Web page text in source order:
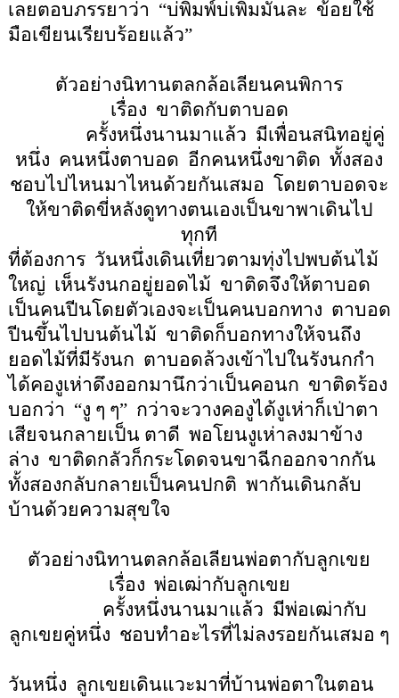
เลยตอบภรรยาว่า “บ่พิมพ์บ่เพิมมันละ ข้อยใช้
มือเขียนเรียบร้อยแล้ว”
ตัวอย่างนิทานตลกล้อเลียนคนพิการ
เรื่อง ขาติดกับตาบอด
ครั้งหนึ่งนานมาแล้ว มีเพื่อนสนิทอยู่คู่
หนึ่ง คนหนึ่งตาบอด อีกคนหนึ่งขาติด ทั้งสอง
ชอบไปไหนมาไหนด้วยกันเสมอ โดยตาบอดจะ
ให้ขาติดขี่หลังดูทางตนเองเป็นขาพาเดินไป
ทุกที
ที่ต้องการ วันหนึ่งเดินเที่ยวตามทุ่งไปพบต้นไม้
ใหญ่ เห็นรังนกอยู่ยอดไม้ ขาติดจึงให้ตาบอด
เป็นคนปีนโดยตัวเองจะเป็นคนบอกทาง ตาบอด
ปีนขึ้นไปบนต้นไม้ ขาติดก็บอกทางให้จนถึง
ยอดไม้ที่มีรังนก ตาบอดล้วงเข้าไปในรังนกกำ
ได้คองูเห่าดึงออกมานึกว่าเป็นคอนก ขาติดร้อง
บอกว่า “งู ๆ ๆ” กว่าจะวางคองูได้งูเห่าก็เป่าตา
เสียจนกลายเป็น ตาดี พอโยนงูเห่าลงมาข้าง
ล่าง ขาติดกลัวก็กระโดดจนขาฉีกออกจากกัน
ทั้งสองกลับกลายเป็นคนปกติ พากันเดินกลับ
บ้านด้วยความสุขใจ
ตัวอย่างนิทานตลกล้อเลียนพ่อตากับลูกเขย
เรื่อง พ่อเฒ่ากับลูกเขย
ครั้งหนึ่งนานมาแล้ว มีพ่อเฒ่ากับ
ลูกเขยคู่หนึ่ง ชอบทำอะไรที่ไม่ลงรอยกันเสมอ ๆ
วันหนึ่ง ลูกเขยเดินแวะมาที่บ้านพ่อตาในตอน